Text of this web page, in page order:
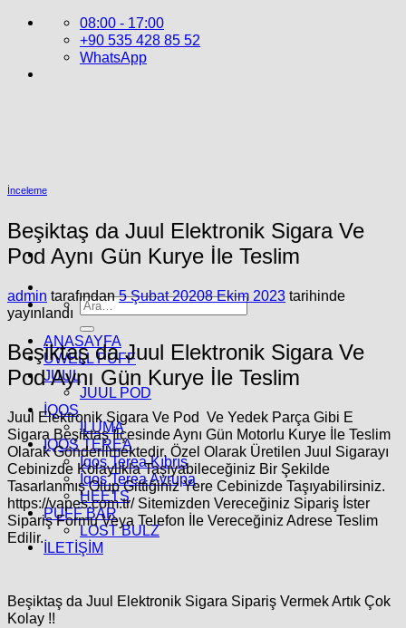
İçeriğe
08:00 - 17:00
+90 535 428 85 52
WhatsApp
Ara:
ANASAYFA
UWELL PUFF
JUUL
JUUL POD
İQOS
İLUMA
IQOS TEREA
İqos Terea Kıbrıs
İqos Terea Avrupa
HEETS
PUFF BAR
LOST BULZ
İLETİŞİM
İnceleme
Beşiktaş da Juul Elektronik Sigara Ve
Pod Aynı Gün Kurye İle Teslim
admin tarafından 5 Şubat 20208 Ekim 2023 tarihinde
yayınlandı
Beşiktaş da Juul Elektronik Sigara Ve
Pod Aynı Gün Kurye İle Teslim
Juul Elektronik Sigara Ve Pod Ve Yedek Parça Gibi E
Sigara Beşiktaş İlçesinde Aynı Gün Motorlu Kurye İle Teslim
Olarak Gönderilmektedir. Özel Olarak Üretilen Juul Sigarayı
Cebinizde Kolaylıkla Taşıyabileceğiniz Bir Şekilde
Tasarlanmış Olup Gittiğiniz Yere Cebinizde Taşıyabilirsiniz.
https://vapes.com.tr/ Sitemizden Vereceğiniz Sipariş İster
Sipariş Formu Veya Telefon İle Vereceğiniz Adrese Teslim
Edilir.
Beşiktaş da Juul Elektronik Sigara Sipariş Vermek Artık Çok
Kolay !!